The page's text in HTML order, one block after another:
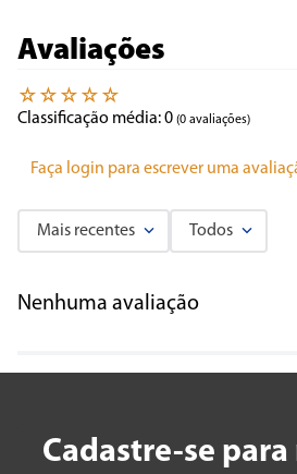
Avaliações
☆ ☆ ☆ ☆ ☆
Classificação média: 0 (0 avaliações)
Faça login para escrever uma
Mais recentes Todos
Nenhuma avaliação
Cadastre-se para